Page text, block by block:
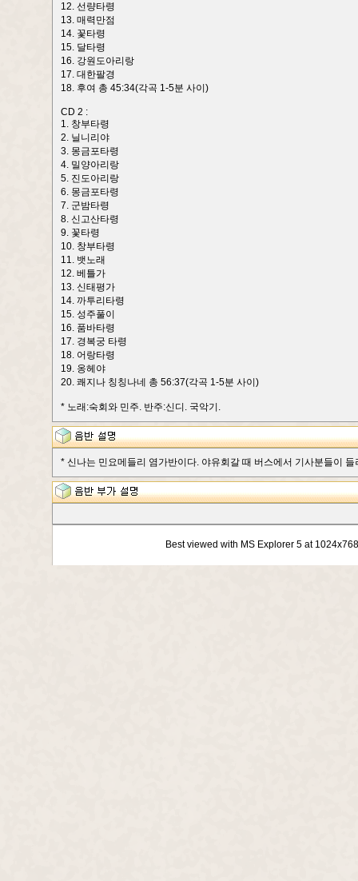
12. 선량타령
13. 매력만점
14. 꽃타령
15. 달타령
16. 강원도아리랑
17. 대한팔경
18. 후여 총 45:34(각곡 1-5분 사이)
CD 2 :
1. 창부타령
2. 닐니리야
3. 몽금포타령
4. 밀양아리랑
5. 진도아리랑
6. 몽금포타령
7. 군밤타령
8. 신고산타령
9. 꽃타령
10. 창부타령
11. 뱃노래
12. 베틀가
13. 신태평가
14. 까투리타령
15. 성주풀이
16. 품바타령
17. 경복궁 타령
18. 어랑타령
19. 옹헤야
20. 쾌지나 칭칭나네 총 56:37(각곡 1-5분 사이)
* 노래:숙회와 민주. 반주:신디. 국악기.
* 신나는 민요메들리 염가반이다. 야유회갈 때 버스에서 기사분들이
Best viewed with MS Explorer 5 at